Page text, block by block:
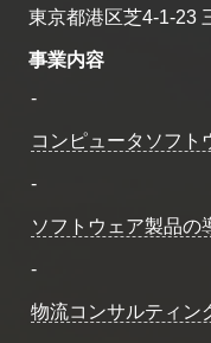
東京都港区芝4-1-23
事業内容
-
コンピュータソフト
-
ソフトウェア製品の
-
物流コンサルティン